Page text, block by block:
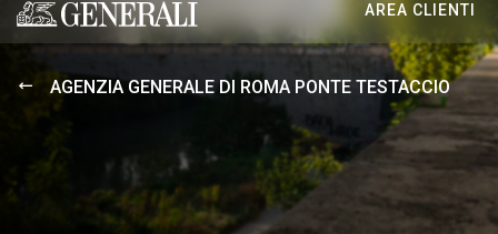
Generali logo
AREA CLIENTI
AGENZIA GENERALE DI ROMA PONTE TESTACCIO